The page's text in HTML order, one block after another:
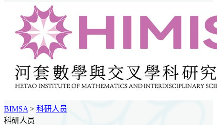
BIMSA > 科研人员
科研人员